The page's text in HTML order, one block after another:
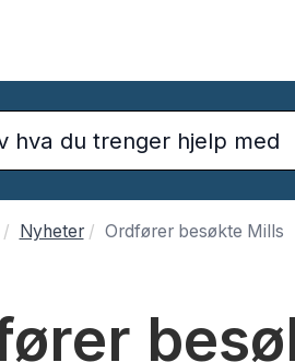
Nyheter Ordfører besøkte Mills